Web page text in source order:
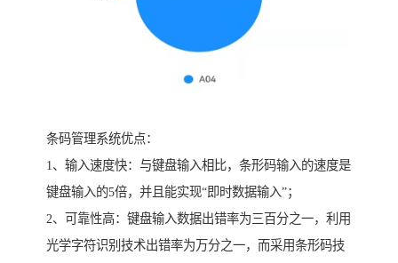
条码管理系统优点：
1、输入速度快：与键盘输入相比，条形码输入的速度是
键盘输入的5倍，并且能实现“即时数据输入”；
2、可靠性高：键盘输入数据出错率为三百分之一，利用
光学字符识别技术出错率为万分之一，而采用条形码技